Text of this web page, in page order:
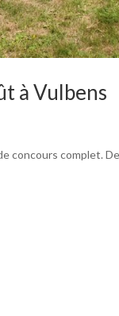
à Vulbens
complet.